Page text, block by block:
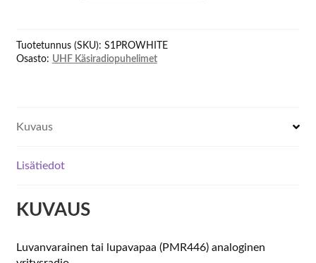
handheld
transceiver
Tuotetunnus (SKU): S1PROWHITE
Osasto: UHF Käsiradiopuhelimet
Kuvaus
Lisätiedot
KUVAUS
Luvanvarainen tai lupavapaa (PMR446) analoginen